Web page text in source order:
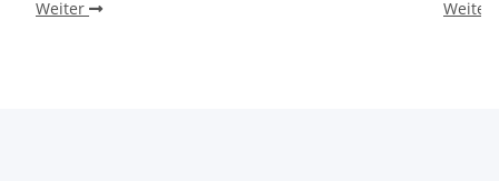
Weiter Weiter